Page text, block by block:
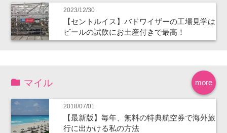
2023/12/30
【セントルイス】バドワイザーの工場見学は
ビールの試飲にお土産付きで最高！
more
マイル
2018/07/01
【最新版】毎年、無料の特典航空券で海外旅
行に出かける私の方法